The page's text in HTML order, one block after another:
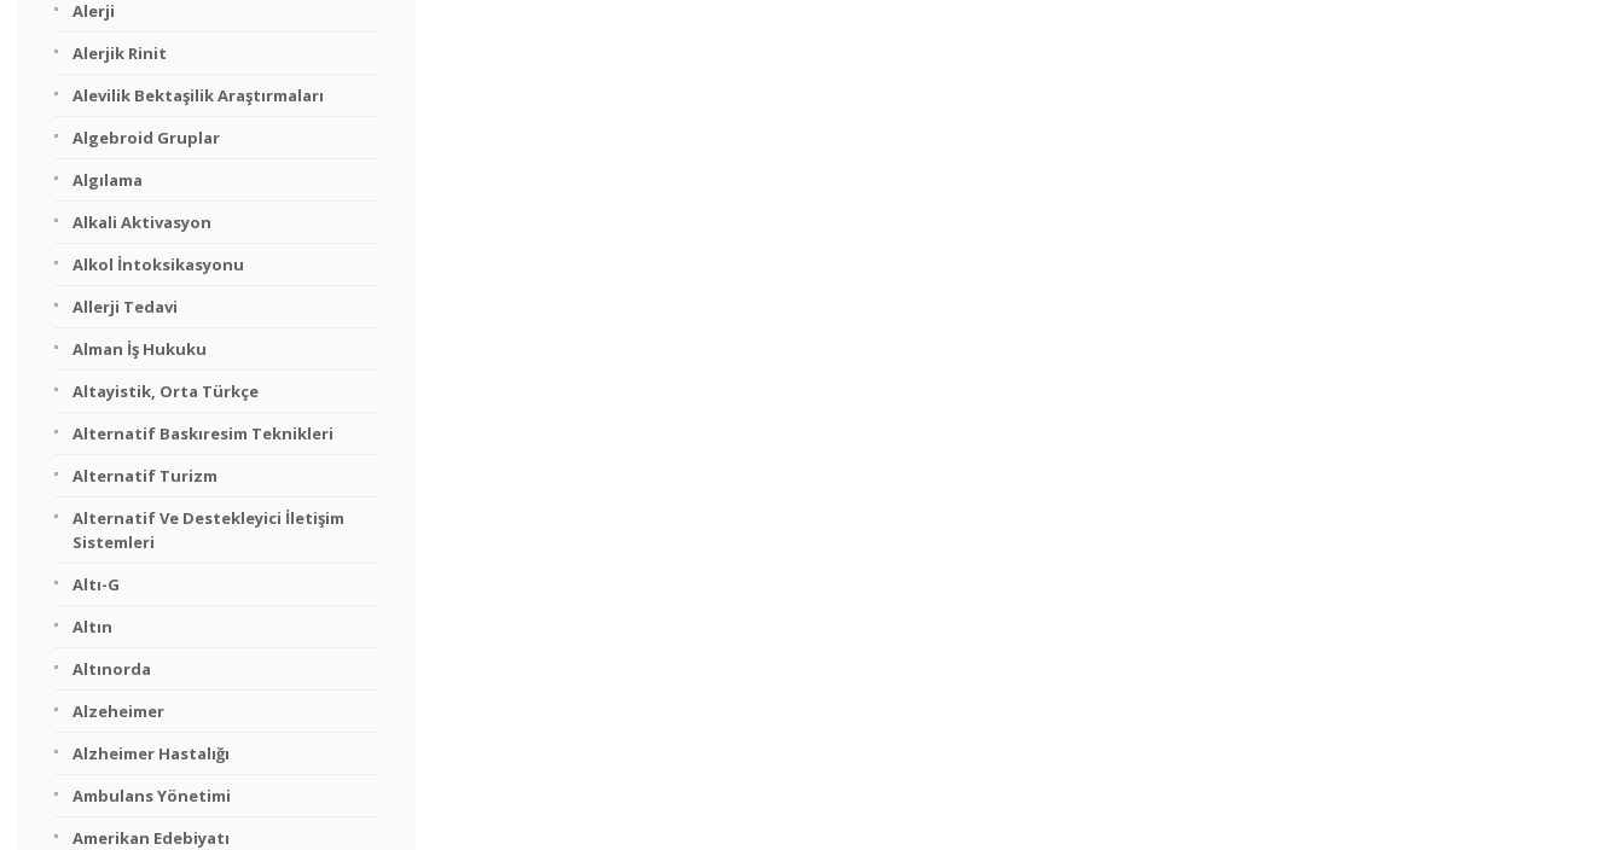
Alerji
Alerjik Rinit
Alevilik Bektaşilik Araştırmaları
Algebroid Gruplar
Algılama
Alkali Aktivasyon
Alkol İntoksikasyonu
Allerji Tedavi
Alman İş Hukuku
Altayistik, Orta Türkçe
Alternatif Baskıresim Teknikleri
Alternatif Turizm
Alternatif Ve Destekleyici İletişim
Sistemleri
Altı-G
Altın
Altınorda
Alzeheimer
Alzheimer Hastalığı
Ambulans Yönetimi
Amerikan Edebiyatı